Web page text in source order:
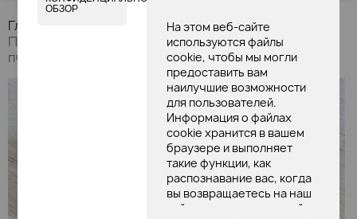
ОБЗОР
На этом веб-сайте
используются файлы
cookie, чтобы мы могли
предоставить вам
наилучшие возможности
для пользователей.
Информация о файлах
cookie хранится в вашем
браузере и выполняет
такие функции, как
распознавание вас, когда
вы возвращаетесь на наш
сайт, и помогаете нашей
Главная
книги по продуктам пчеловодства
Природное здоровье c прополисом и другими
пчелинными продуктами.